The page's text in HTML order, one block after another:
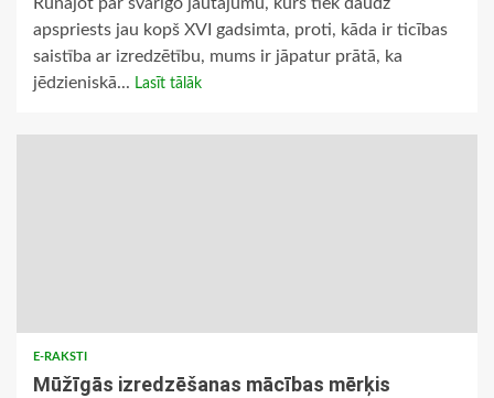
apspriests jau kopš XVI gadsimta, proti, kāda ir ticības
saistība ar izredzētību, mums ir jāpatur prātā, ka
jēdzieniskā... Lasīt tālāk
E-RAKSTI
Mūžīgās izredzēšanas mācības mērķis